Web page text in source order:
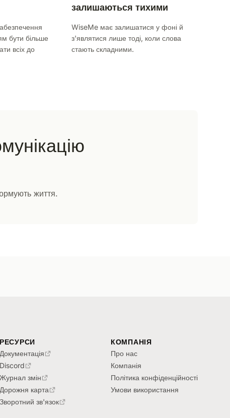
бути більше
всіх до
залишаються тихими
WiseMe має залишатися у фоні й
з'являтися лише тоді, коли слова
стають складними.
життя.
РЕСУРСИ
Документація
Discord
Журнал змін
Дорожня карта
Зворотний зв'язок
КОМПАНІЯ
Про нас
Компанія
Політика конфіденційності
Умови використання